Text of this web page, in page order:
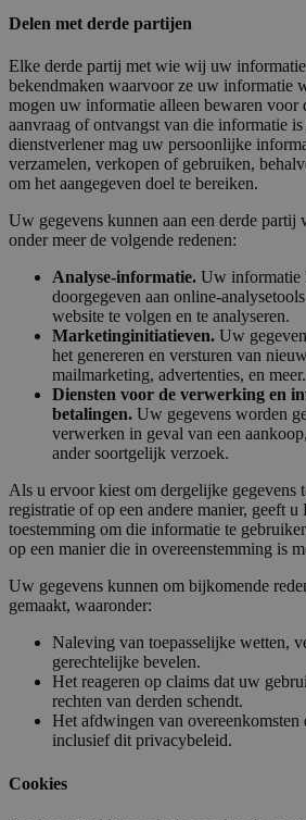
Delen met derde partijen
Elke derde partij met wie wij uw
bekendmaken waarvoor ze uw informatie
mogen uw informatie alleen bewaren voor
aanvraag of ontvangst van die informatie
dienstverlener mag uw persoonlijke
verzamelen, verkopen of gebruiken,
om het aangegeven doel te bereiken.
Uw gegevens kunnen aan een derde partij
onder meer de volgende redenen:
Analyse-informatie. Uw informatie
doorgegeven aan online-
website te volgen en te analyseren.
Marketinginitiatieven. Uw
het genereren en versturen van
mailmarketing, advertenties, en meer.
Diensten voor de verwerking en
betalingen. Uw gegevens worden
verwerken in geval van een
ander soortgelijk verzoek.
Als u ervoor kiest om dergelijke gegevens
registratie of op een andere manier, geeft
toestemming om die informatie te
op een manier die in overeenstemming is
Uw gegevens kunnen om bijkomende
gemaakt, waaronder:
Naleving van toepasselijke wetten,
gerechtelijke bevelen.
Het reageren op claims dat uw
rechten van derden schendt.
Het afdwingen van overeenkomsten
inclusief dit privacybeleid.
Cookies